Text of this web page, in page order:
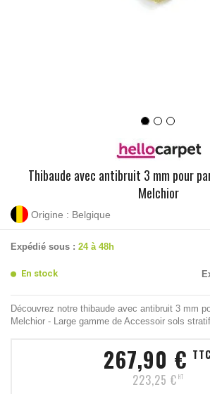
Thibaude avec antibruit 3 mm pour
Melchior
Origine : Belgique
Expédié sous : 24 à 48h
En stock
Découvrez notre thibaude avec antibruit 3 mm
Melchior - Large gamme de Accessoir sols
267,90 € TTC
223,25 € HT